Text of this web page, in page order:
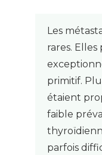
Les
rares.
primitif.
étaient
faible
parfois